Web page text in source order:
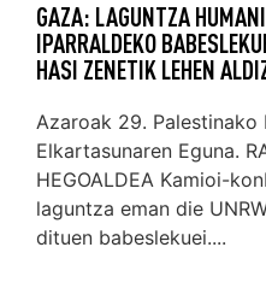
GAZA: LAGUNTZA
IPARRALDEKO
HASI ZENETIK LEHEN
Azaroak 29. Palestinako
Elkartasunaren Eguna.
HEGOALDEA Kamioi-
laguntza eman die
dituen babeslekuei....